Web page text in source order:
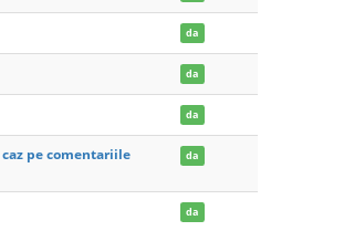
da
da
da
pe comentariile
da
da